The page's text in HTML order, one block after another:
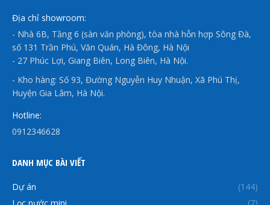
Địa chỉ showroom:
- Nhà 6B, Tầng 6 (sàn văn phòng), tòa nhà hỗn hợp Sông Đà,
số 131 Trần Phú, Văn Quán, Hà Đông, Hà Nội
- 27 Phúc Lợi, Giang Biên, Long Biên, Hà Nội.
- Kho hàng: Số 93, Đường Nguyễn Huy Nhuận, Xã Phú Thị,
Huyện Gia Lâm, Hà Nội.
Hotline:
0912346628
DANH MỤC BÀI VIẾT
Dự án
(144)